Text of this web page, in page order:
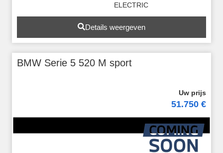
ELECTRIC
Details weergeven
BMW Serie 5 520 M sport
51.750 €